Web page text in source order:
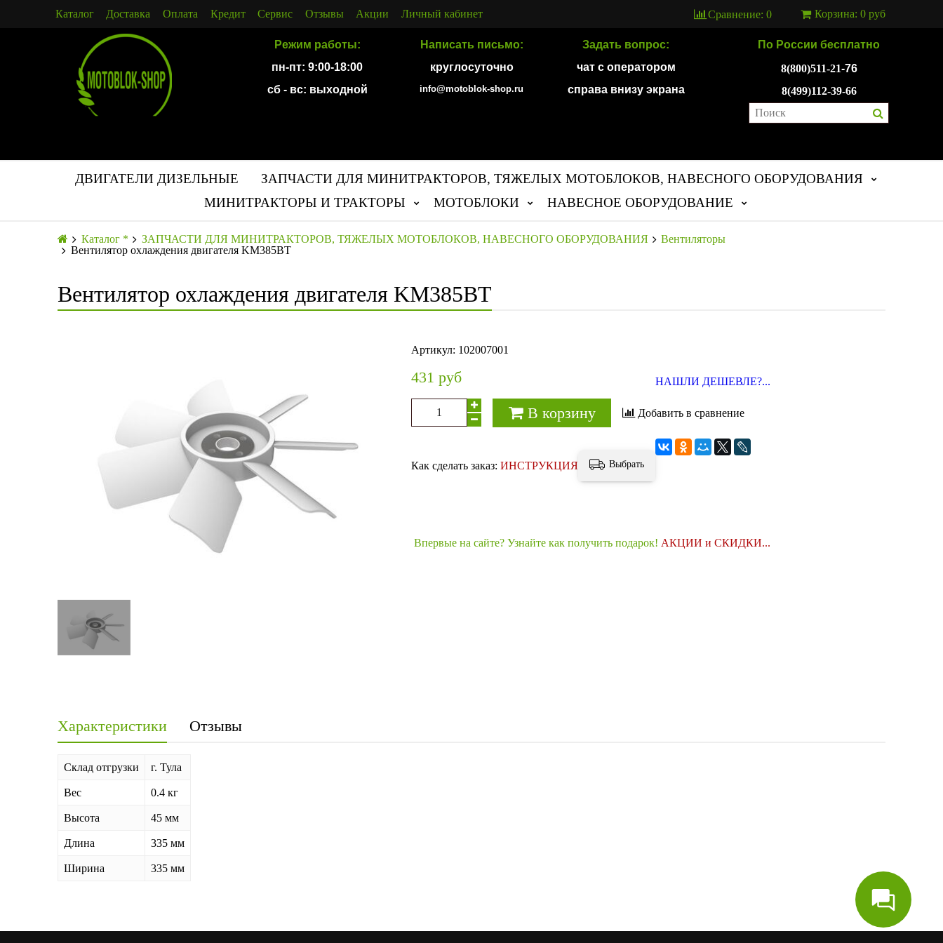
Каталог Доставка Оплата Кредит Сервис Отзывы Акции Личный кабинет Сравнение: 0 Корзина: 0 руб
Режим работы:
пн-пт: 9:00-18:00
сб - вс: выходной
Написать письмо:
круглосуточно
info@motoblok-shop.ru
Задать вопрос:
чат с оператором
справа внизу экрана
По России бесплатно
8(800)511-21-76
8(499)112-39-66
ДВИГАТЕЛИ ДИЗЕЛЬНЫЕ
ЗАПЧАСТИ ДЛЯ МИНИТРАКТОРОВ, ТЯЖЕЛЫХ МОТОБЛОКОВ, НАВЕСНОГО ОБОРУДОВАНИЯ
МИНИТРАКТОРЫ И ТРАКТОРЫ
МОТОБЛОКИ НАВЕСНОЕ ОБОРУДОВАНИЕ
Каталог * ЗАПЧАСТИ ДЛЯ МИНИТРАКТОРОВ, ТЯЖЕЛЫХ МОТОБЛОКОВ, НАВЕСНОГО ОБОРУДОВАНИЯ
Вентиляторы
Вентилятор охлаждения двигателя KM385BT
Вентилятор охлаждения двигателя KM385BT
Артикул: 102007001
431 руб НАШЛИ ДЕШЕВЛЕ?...
В корзину Добавить в сравнение
Как сделать заказ:ИНСТРУКЦИЯ Выбрать
Впервые на сайте? Узнайте как получить подарок! АКЦИИ и СКИДКИ...
Характеристики Отзывы
Склад отгрузки г. Тула
Вес 0.4 кг
Высота 45 мм
Длина 335 мм
Ширина 335 мм